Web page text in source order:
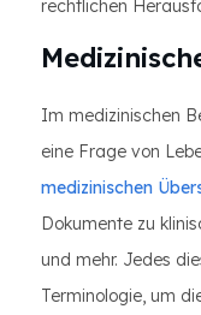
rechtlichen
Im medizinischen
eine Frage von
medizinischen
Dokumente zu
und mehr. Jedes
Terminologie, um